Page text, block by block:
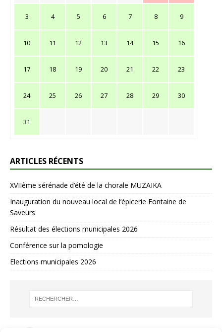
3 4 5 6 7 8 9
10 11 12 13 14 15 16
17 18 19 20 21 22 23
24 25 26 27 28 29 30
31
ARTICLES RÉCENTS
XVIIème sérénade d’été de la chorale MUZAIKA
Inauguration du nouveau local de l’épicerie Fontaine de
Saveurs
Résultat des élections municipales 2026
Conférence sur la pomologie
Elections municipales 2026